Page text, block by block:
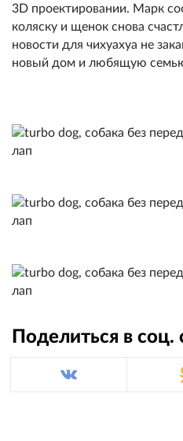
3D проектировании. Марк
коляску и щенок снова
новости для чихуахуа не
новый дом и любящую
Поделиться в соц.